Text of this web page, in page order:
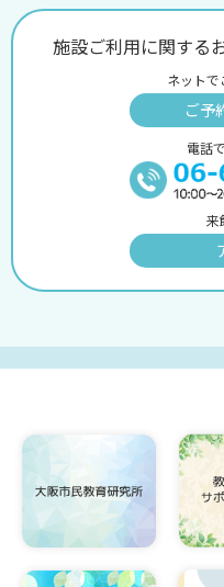
施設ご利用に関する
ネット
ご予
電話
来